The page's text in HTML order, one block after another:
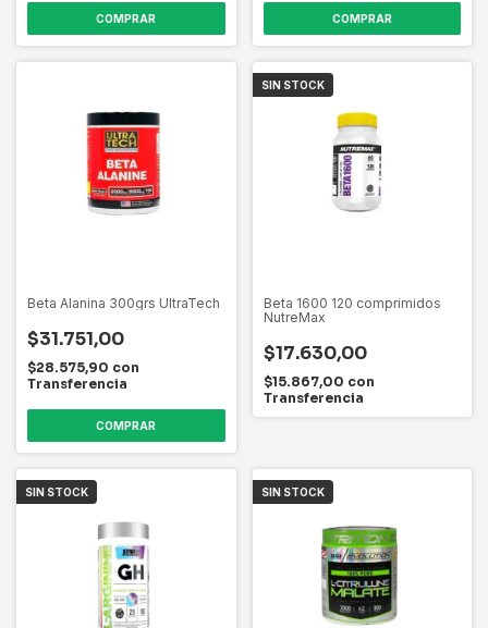
Beta Alanina 300grs UltraTech
$31.751,00
$28.575,90 con
Transferencia
SIN STOCK
Beta 1600 120 comprimidos
NutreMax
$17.630,00
$15.867,00 con
Transferencia
SIN STOCK SIN STOCK